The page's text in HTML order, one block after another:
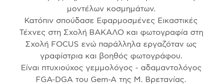
μοντέλων κοσμημάτων.
Κατόπιν σπούδασε Εφαρμοσμένες Εικαστικές
Τέχνες στη Σχολή ΒΑΚΑΛΟ και φωτογραφία στη
Σχολή FOCUS ενώ παράλληλα εργαζόταν ως
γραφίστρια και βοηθός φωτογράφου.
Είναι πτυχιούχος γεμμολόγος - αδαμαντολόγος
FGA-DGA του Gem-A της Μ. Βρετανίας.